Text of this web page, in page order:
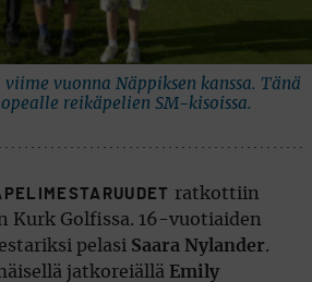
vuonna Näppiksen kanssa. Tänä
reikäpelien SM-kisoissa.
ratkottiin
Kurk Golfissa. 16-vuotiaiden
pelasi Saara Nylander.
jatkoreiällä Emily